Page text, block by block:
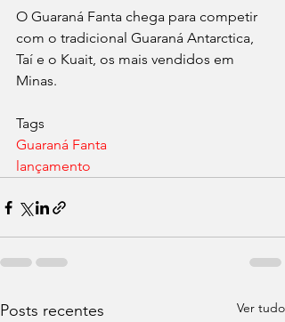
O Guaraná Fanta chega para competir
com o tradicional Guaraná Antarctica,
Taí e o Kuait, os mais vendidos em
Minas.
Tags
Guaraná Fanta
lançamento
Posts recentes Ver tudo